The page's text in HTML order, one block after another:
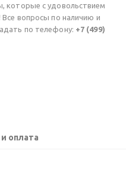
которые с удовольствием
вопросы по наличию и
по телефону: +7 (499)
оплата